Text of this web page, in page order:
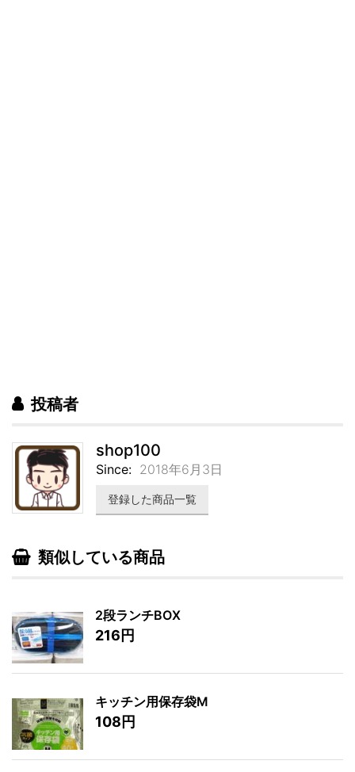
投稿者
shop100
Since: 2018年6月3日
登録した商品一覧
類似している商品
2段ランチBOX
216円
キッチン用保存袋M
108円